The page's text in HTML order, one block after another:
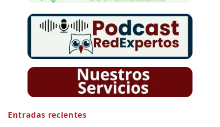
Entradas recientes